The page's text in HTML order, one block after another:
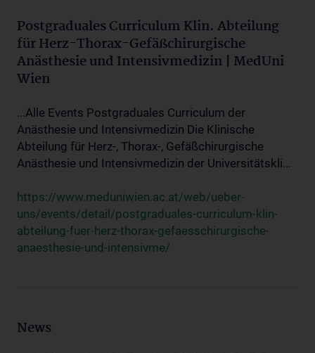
Postgraduales Curriculum Klin. Abteilung
für Herz-Thorax-Gefäßchirurgische
Anästhesie und Intensivmedizin | MedUni
Wien
...Alle Events Postgraduales Curriculum der
Anästhesie und Intensivmedizin Die Klinische
Abteilung für Herz-, Thorax-, Gefäßchirurgische
Anästhesie und Intensivmedizin der Universitätskli...
https://www.meduniwien.ac.at/web/ueber-
uns/events/detail/postgraduales-curriculum-klin-
abteilung-fuer-herz-thorax-gefaesschirurgische-
anaesthesie-und-intensivme/
News